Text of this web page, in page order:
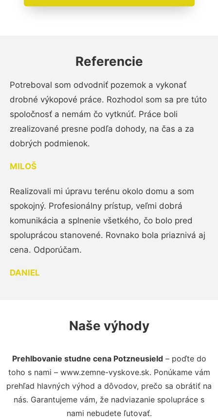
Referencie
Potreboval som odvodniť pozemok a vykonať
drobné výkopové práce. Rozhodol som sa pre túto
spoločnosť a nemám čo vytknúť. Práce boli
zrealizované presne podľa dohody, na čas a za
dobrých podmienok.
MILOŠ
Realizovali mi úpravu terénu okolo domu a som
spokojný. Profesionálny prístup, veľmi dobrá
komunikácia a splnenie všetkého, čo bolo pred
spoluprácou stanovené. Rovnako bola priaznivá aj
cena. Odporúčam.
DANIEL
Naše výhody
Prehlbovanie studne cena Potzneusield– poďte do
toho s nami – www.zemne-vyskove.sk. Ponúkame vám
prehľad hlavných výhod a dôvodov, prečo sa obrátiť na
nás. Garantujeme vám, že nadviazanie spolupráce s
nami nebudete ľutovať.